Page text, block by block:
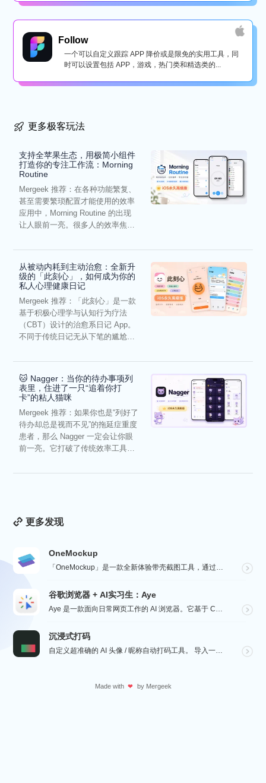
Follow
一个可以自定义跟踪 APP 降价或是限免的实用工具，同
时可以设置包括 APP，游戏，热门类和精选类的...
更多极客玩法
支持全苹果生态，用极简小组件
打造你的专注工作流：Morning
Routine
Mergeek 推荐：在各种功能繁复、
甚至需要繁琐配置才能使用的效率
应用中，Morning Routine 的出现
让人眼前一亮。很多人的效率焦
从被动内耗到主动治愈：全新升
级的「此刻心」，如何成为你的
私人心理健康日记
Mergeek 推荐：「此刻心」是一款
基于积极心理学与认知行为疗法
（CBT）设计的治愈系日记 App。
不同于传统日记无从下笔的尴尬，
🐱 Nagger：当你的待办事项列
表里，住进了一只“追着你打
卡”的粘人猫咪
Mergeek 推荐：如果你也是“列好了
待办却总是视而不见”的拖延症重度
患者，那么 Nagger 一定会让你眼
前一亮。它打破了传统效率工具冰
更多发现
OneMockup
「OneMockup」是一款全新体验带壳截图工具，通过导入个人照片和丰富的设备模型，用户可以轻松创建...
谷歌浏览器 + AI实习生：Aye
Aye 是一款面向日常网页工作的 AI 浏览器。它基于 Chromium 构建，保留接近谷歌浏览器的...
沉浸式打码
自定义超准确的 AI 头像 / 昵称自动打码工具。 导入一张微信聊天截图，或者抖音/小红书/微博评论...
Made with ❤ by Mergeek